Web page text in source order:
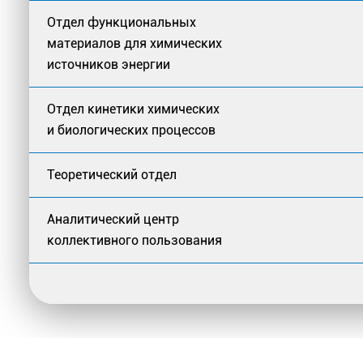
Отдел функциональных
материалов для химических
источников энергии
Отдел кинетики химических
и биологических процессов
Теоретический отдел
Аналитический центр
коллективного пользования